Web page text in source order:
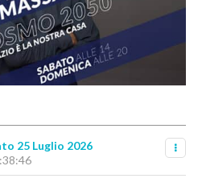
25 Luglio 2026